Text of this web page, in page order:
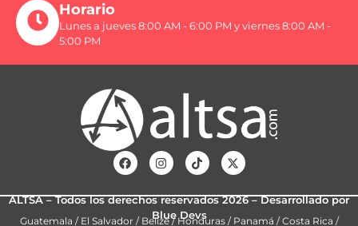
Horario
Lunes a jueves 8:00 AM - 6:00 PM y viernes 8:00 AM -
5:00 PM
ALTSA – Todos los derechos reservados 2026 – Desarrollado por
Blue Devs
Guatemala / El Salvador / Belize / Honduras / Panamá / Costa Rica /